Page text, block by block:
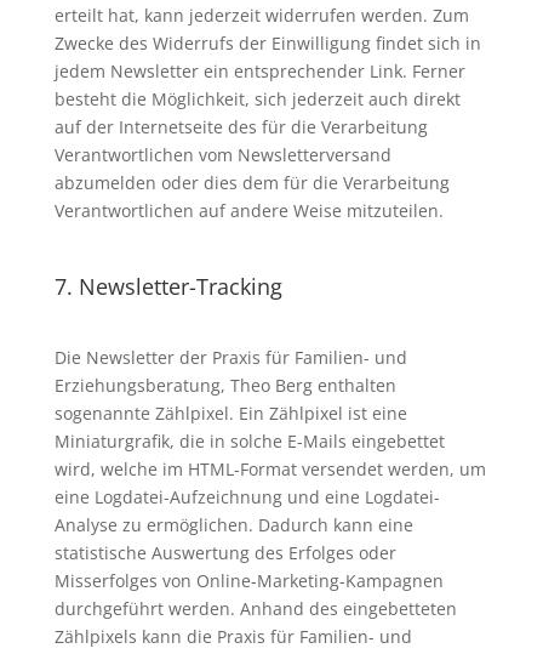
erteilt hat, kann jederzeit widerrufen werden. Zum
Zwecke des Widerrufs der Einwilligung findet sich in
jedem Newsletter ein entsprechender Link. Ferner
besteht die Möglichkeit, sich jederzeit auch direkt
auf der Internetseite des für die Verarbeitung
Verantwortlichen vom Newsletterversand
abzumelden oder dies dem für die Verarbeitung
Verantwortlichen auf andere Weise mitzuteilen.
7. Newsletter-Tracking
Die Newsletter der Praxis für Familien- und
Erziehungsberatung, Theo Berg enthalten
sogenannte Zählpixel. Ein Zählpixel ist eine
Miniaturgrafik, die in solche E-Mails eingebettet
wird, welche im HTML-Format versendet werden, um
eine Logdatei-Aufzeichnung und eine Logdatei-
Analyse zu ermöglichen. Dadurch kann eine
statistische Auswertung des Erfolges oder
Misserfolges von Online-Marketing-Kampagnen
durchgeführt werden. Anhand des eingebetteten
Zählpixels kann die Praxis für Familien- und